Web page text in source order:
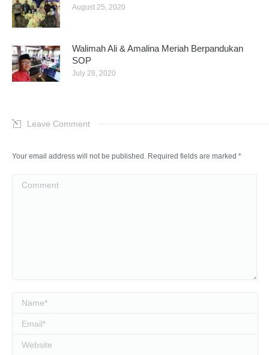
August 25, 2020
Walimah Ali & Amalina Meriah Berpandukan
SOP
July 28, 2020
Leave Comment
Your email address will not be published. Required fields are marked *
Name *
Email *
Website